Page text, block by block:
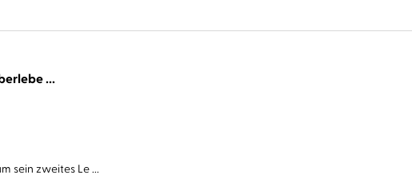
...
sein zweites Le ...